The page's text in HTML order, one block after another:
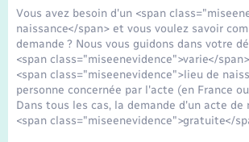
Vous avez besoin d'un <span
naissance</span> et vous voulez savoir
demande ? Nous vous guidons dans votre
<span class="miseenevidence">varie</
<span class="miseenevidence">lieu de
personne concernée par l'acte (en France
Dans tous les cas, la demande d'un acte de
<span class="miseenevidence">gratuite</